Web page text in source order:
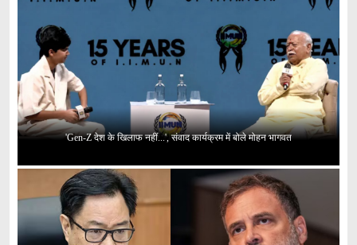
'Gen-Z देश के खिलाफ नहीं...', संवाद कार्यक्रम में बोले मोहन भागवत